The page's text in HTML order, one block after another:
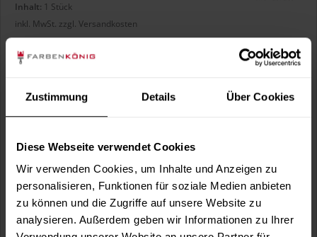
Zustimmung Details Über Cookies
Diese Webseite verwendet Cookies
Wir verwenden Cookies, um Inhalte und Anzeigen zu
personalisieren, Funktionen für soziale Medien anbieten
zu können und die Zugriffe auf unsere Website zu
analysieren. Außerdem geben wir Informationen zu Ihrer
Inhalt: 1 Stück
inkl. MwSt. zzgl. Versandkosten
Merken Fragen zum Artikel?
Artikel-Nr.: BX1119
Sie möchten eine größere Menge kaufen